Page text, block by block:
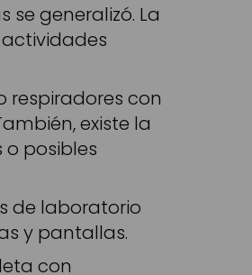
generalizó. La
respiradores con
existe la
posibles
de laboratorio
y pantallas.
con